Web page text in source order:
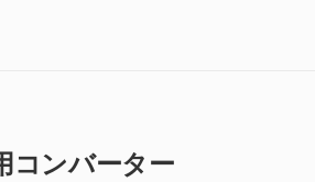
コンバーター